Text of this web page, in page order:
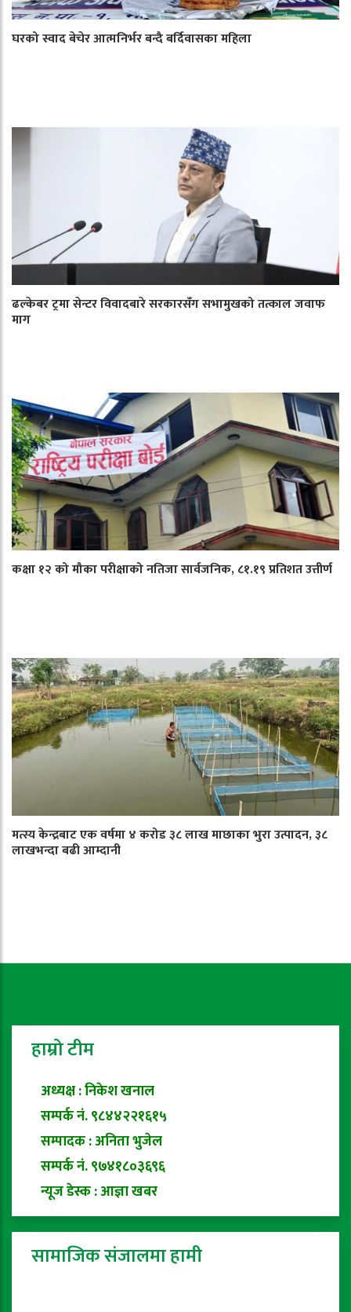
घरको स्वाद बेचेर आत्मनिर्भर बन्दै बर्दिवासका महिला
ढल्केबर ट्रमा सेन्टर विवादबारे सरकारसँग सभामुखको तत्काल जवाफ
माग
कक्षा १२ को मौका परीक्षाको नतिजा सार्वजनिक, ८१.१९ प्रतिशत उत्तीर्ण
मत्स्य केन्द्रबाट एक वर्षमा ४ करोड ३८ लाख माछाका भुरा उत्पादन, ३८
लाखभन्दा बढी आम्दानी
हाम्रो टीम
अध्यक्ष : निकेश खनाल
सम्पर्क नं. ९८४४२२१६१५
सम्पादक : अनिता भुजेल
सम्पर्क नं. ९७४१८०३६९६
न्यूज डेस्क : आज्ञा खबर
सामाजिक संजालमा हामी